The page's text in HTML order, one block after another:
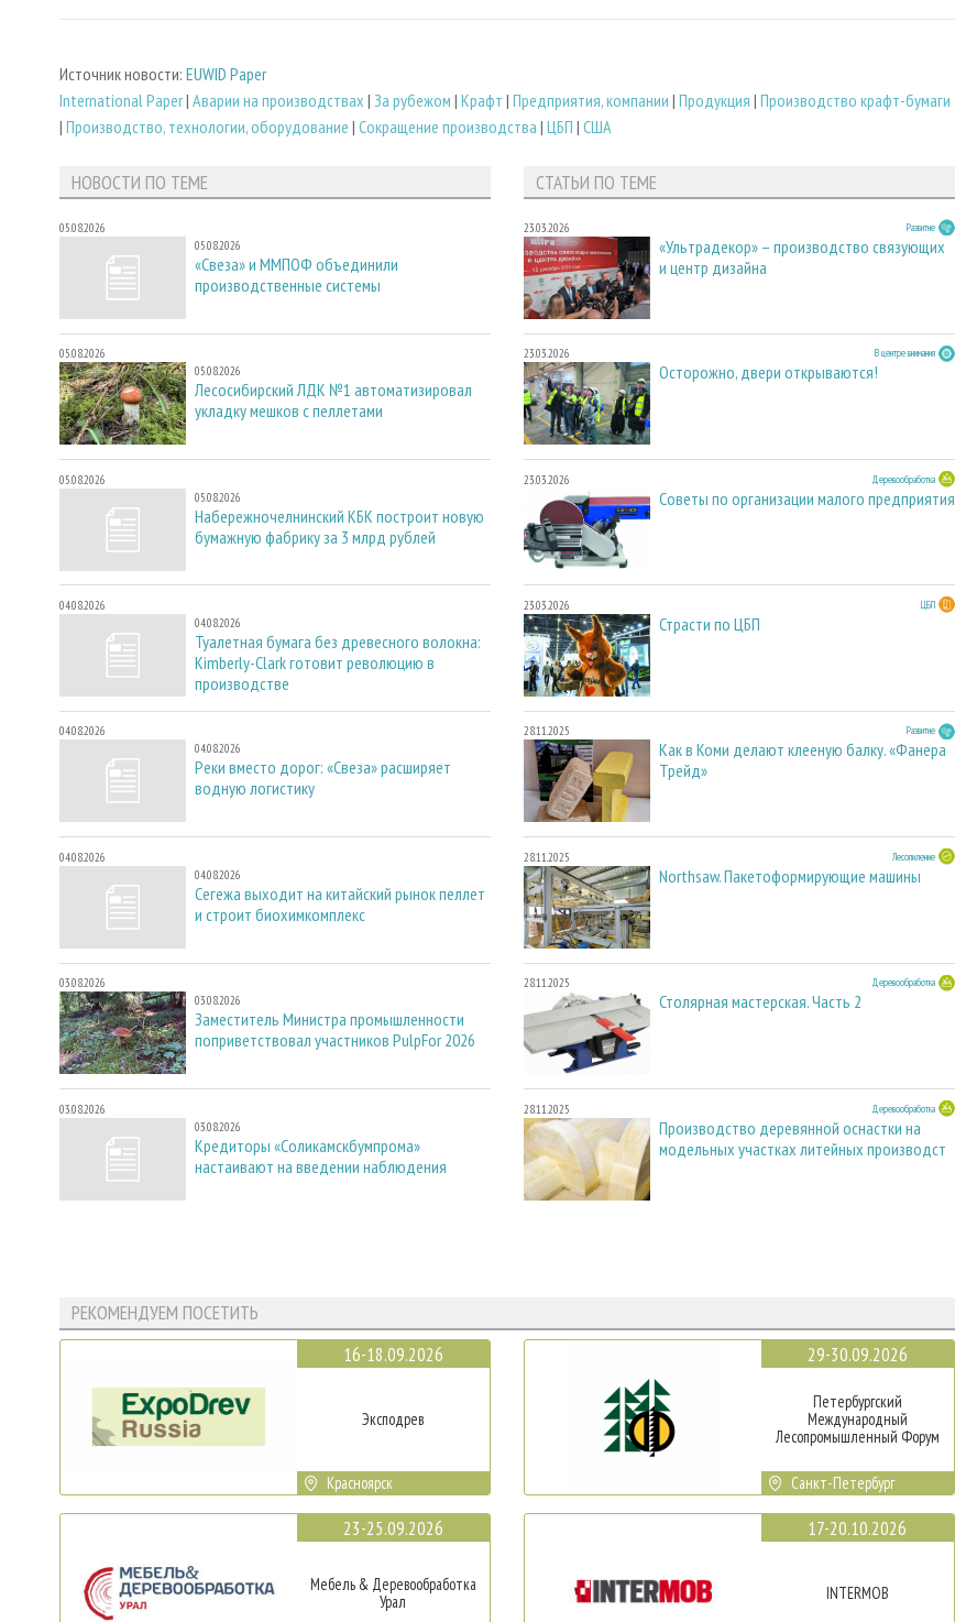
Источник новости: EUWID Paper
International Paper| Аварии на производствах | За рубежом | Крафт | Предприятия, компании | Продукция | Производство крафт-бумаги
| Производство, технологии, оборудование | Сокращение производства | ЦБП | США
НОВОСТИ ПО ТЕМЕ
05.08.2026
05.08.2026
«Свеза» и ММПОФ объединили
производственные системы
05.08.2026
05.08.2026
Лесосибирский ЛДК №1 автоматизировал
укладку мешков с пеллетами
05.08.2026
05.08.2026
Набережночелнинский КБК построит новую
бумажную фабрику за 3 млрд рублей
04.08.2026
04.08.2026
Туалетная бумага без древесного волокна:
Kimberly-Clark готовит революцию в
производстве
04.08.2026
04.08.2026
Реки вместо дорог: «Свеза» расширяет
водную логистику
04.08.2026
04.08.2026
Сегежа выходит на китайский рынок пеллет
и строит биохимкомплекс
03.08.2026
03.08.2026
Заместитель Министра промышленности
поприветствовал участников PulpFor 2026
03.08.2026
03.08.2026
Кредиторы «Соликамскбумпрома»
настаивают на введении наблюдения
СТАТЬИ ПО ТЕМЕ
23.03.2026 Развитие
«Ультрадекор» – производство связующих
и центр дизайна
23.03.2026 В центре внимания
Осторожно, двери открываются!
23.03.2026 Деревообработка
Советы по организации малого предприятия
23.03.2026 ЦБП
Страсти по ЦБП
28.11.2025 Развитие
Как в Коми делают клееную балку. «Фанера
Трейд»
28.11.2025 Лесопиление
Northsaw. Пакетоформирующие машины
28.11.2025 Деревообработка
Столярная мастерская. Часть 2
28.11.2025 Деревообработка
Производство деревянной оснастки на
модельных участках литейных производст
РЕКОМЕНДУЕМ ПОСЕТИТЬ
16-18.09.2026
Эксподрев
Красноярск
23-25.09.2026
Мебель & Деревообработка
Урал
29-30.09.2026
Петербургский
Международный
Лесопромышленный Форум
Санкт-Петербург
17-20.10.2026
INTERMOB